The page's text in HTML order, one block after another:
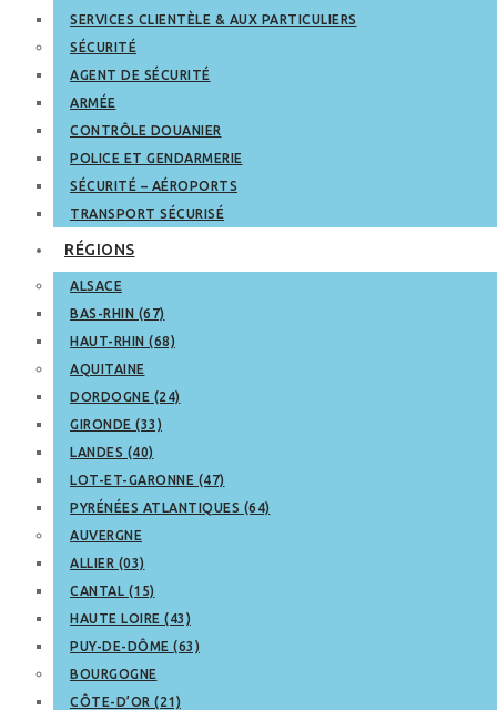
SERVICES CLIENTÈLE & AUX PARTICULIERS
SÉCURITÉ
AGENT DE SÉCURITÉ
ARMÉE
CONTRÔLE DOUANIER
POLICE ET GENDARMERIE
SÉCURITÉ – AÉROPORTS
TRANSPORT SÉCURISÉ
RÉGIONS
ALSACE
BAS-RHIN (67)
HAUT-RHIN (68)
AQUITAINE
DORDOGNE (24)
GIRONDE (33)
LANDES (40)
LOT-ET-GARONNE (47)
PYRÉNÉES ATLANTIQUES (64)
AUVERGNE
ALLIER (03)
CANTAL (15)
HAUTE LOIRE (43)
PUY-DE-DÔME (63)
BOURGOGNE
CÔTE-D’OR (21)